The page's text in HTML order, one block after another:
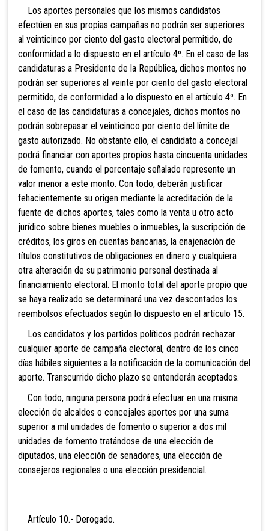
Los aportes personales que los mismos candidatos
efectúen en sus propias campañas no podrán ser superiores
al veinticinco por ciento del gasto electoral permitido, de
conformidad a lo dispuesto en el artículo 4º. En el caso de las
candidaturas a Presidente de la República, dichos montos no
podrán ser superiores al veinte por ciento del gasto electoral
permitido, de conformidad a lo dispuesto en el artículo 4º. En
el caso de las candidaturas a concejales, dichos montos no
podrán sobrepasar el veinticinco por ciento del límite de
gasto autorizado. No obstante ello, el candidato a concejal
podrá financiar con aportes propios hasta cincuenta unidades
de fomento, cuando el porcentaje señalado represente un
valor menor a este monto. Con todo, deberán justificar
fehacientemente su origen mediante la acreditación de la
fuente de dichos aportes, tales como la venta u otro acto
jurídico sobre bienes muebles o inmuebles, la suscripción de
créditos, los giros en cuentas bancarias, la enajenación de
títulos constitutivos de obligaciones en dinero y cualquiera
otra alteración de su patrimonio personal destinada al
financiamiento electoral. El monto total del aporte propio que
se haya realizado se determinará una vez descontados los
reembolsos efectuados según lo dispuesto en el artículo 15.
Los candidatos y los partidos políticos podrán rechazar
cualquier aporte de campaña electoral, dentro de los cinco
días hábiles siguientes a la notificación de la comunicación del
aporte. Transcurrido dicho plazo se entenderán aceptados.
Con todo, ninguna persona podrá efectuar en una misma
elección de alcaldes o concejales aportes por una suma
superior a mil unidades de fomento o superior a dos mil
unidades de fomento tratándose de una elección de
diputados, una elección de senadores, una elección de
consejeros regionales o una elección presidencial.
Artículo 10.- Derogado.